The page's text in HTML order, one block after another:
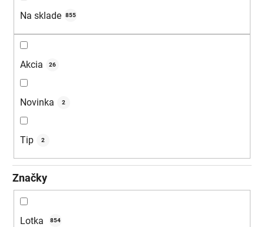
Na sklade 855
Akcia 26
Novinka 2
Tip 2
Značky
Lotka 854